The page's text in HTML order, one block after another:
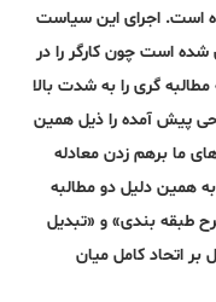
است. اجرای این سیاست
است چون کارگر را در
گری را به شدت بالا
پیش آمده را ذیل همین
ما برهم زدن معادله
همین دلیل دو مطالبه
طبقه بندی» و «تبدیل
اتحاد کامل میان